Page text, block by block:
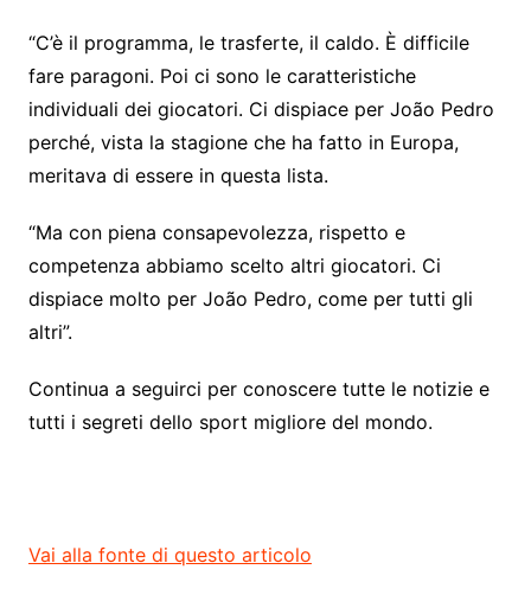
“C’è il programma, le trasferte, il caldo. È difficile
fare paragoni. Poi ci sono le caratteristiche
individuali dei giocatori. Ci dispiace per João Pedro
perché, vista la stagione che ha fatto in Europa,
meritava di essere in questa lista.
“Ma con piena consapevolezza, rispetto e
competenza abbiamo scelto altri giocatori. Ci
dispiace molto per João Pedro, come per tutti gli
altri”.
Continua a seguirci per conoscere tutte le notizie e
tutti i segreti dello sport migliore del mondo.
Vai alla fonte di questo articolo